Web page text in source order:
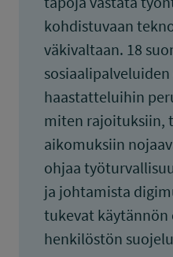
kohdistuvaan
väkivaltaan. 18
haastatteluihin
miten rajoituksiin,
aikomuksiin
ohjaa
ja johtamista
tukevat käytännön
henkilöstön